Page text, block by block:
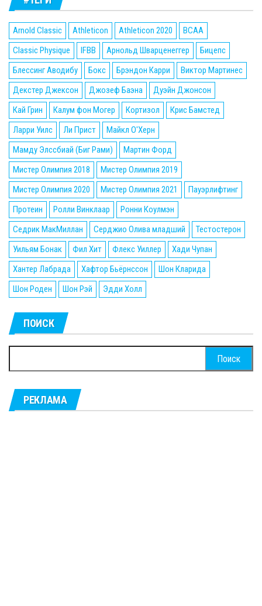
Arnold Classic Athleticon Athleticon 2020
BCAA
Classic Physique
IFBB Арнольд Шварценеггер
Бицепс
Блессинг Аводибу
Бокс Брэндон Карри
Виктор Мартинес
Декстер Джексон
Джозеф Баэна
Дуэйн Джонсон
Кай Грин
Калум фон Могер Кортизол
Крис Бамстед
Ларри Уилс
Ли Прист
Майкл О'Херн
Мамду Элссбиай (Биг Рами)
Мартин Форд
Мистер Олимпия 2018
Мистер Олимпия 2019
Мистер Олимпия 2020
Мистер Олимпия 2021
Пауэрлифтинг
Протеин
Ролли Винклаар
Ронни Коулмэн
Седрик МакМиллан
Серджио Олива младший
Тестостерон
Уильям Бонак
Фил Хит Флекс Уиллер
Хади Чупан
Хантер Лабрада
Хафтор Бьёрнссон
Шон Кларида
Шон Роден
Шон Рэй Эдди Холл
ПОИСК
РЕКЛАМА